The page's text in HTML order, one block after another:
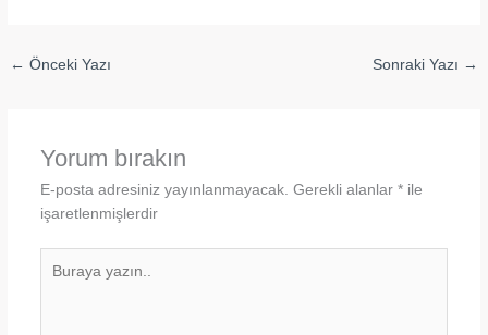
← Önceki Yazı Sonraki Yazı →
Yorum bırakın
E-posta adresiniz yayınlanmayacak. Gerekli alanlar *ile
işaretlenmişlerdir